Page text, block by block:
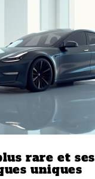
rare et ses
uniques